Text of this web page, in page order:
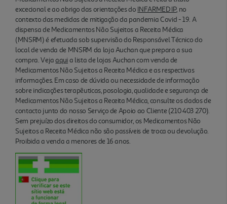
excecional e ao abrigo das orientações do INFARMED IP, no
contexto das medidas de mitigação da pandemia Covid - 19. A
dispensa de Medicamentos Não Sujeitos a Receita Médica
(MNSRM) é efetuada sob supervisão do Responsável Técnico do
local de venda de MNSRM da loja Auchan que prepara a sua
compra. Vejaaquia lista de lojas Auchan com venda de
Medicamentos Não Sujeitos a Receita Médica e as respectivas
informações. Em caso de dúvida ou necessidade de informação
sobre indicações terapêuticas, posologia, qualidade e segurança de
Medicamentos Não Sujeitos a Receita Médica, consulte os dados de
contacto junto do nosso Serviço de Apoio ao Cliente (210 403 270).
Sem prejuízo dos direitos do consumidor, os Medicamentos Não
Sujeitos a Receita Médica não são passíveis de troca ou devolução.
Proibida a venda a menores de 16 anos.